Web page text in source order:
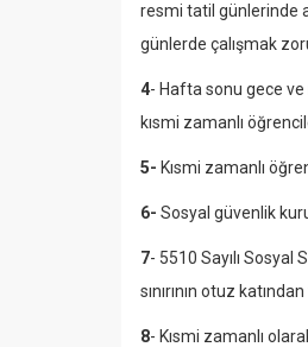
resmi tatil günlerinde
günlerde çalışmak
4- Hafta sonu gece
kısmi zamanlı
5- Kısmi zamanlı
6- Sosyal güvenlik
7- 5510 Sayılı
sınırının otuz
8- Kısmi zamanlı